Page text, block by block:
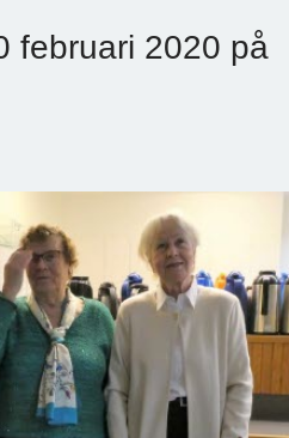
februari 2020 på